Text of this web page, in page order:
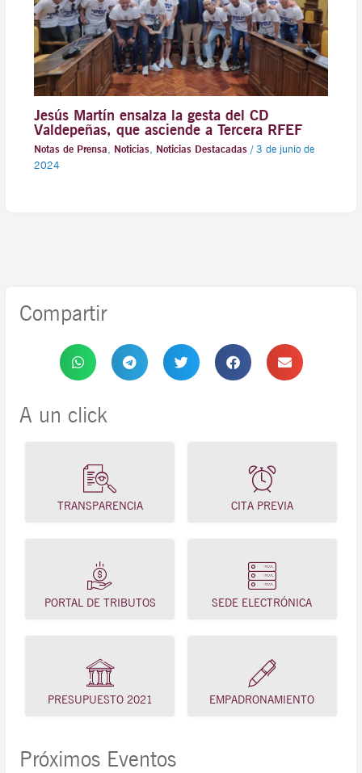
Jesús Martín ensalza la gesta del CD
Valdepeñas, que asciende a Tercera RFEF
Notas de Prensa, Noticias, Noticias Destacadas/ 3 de junio de
2024
Compartir
A un click
TRANSPARENCIA CITA PREVIA
PORTAL DE TRIBUTOS SEDE ELECTRÓNICA
PRESUPUESTO 2021 EMPADRONAMIENTO
Próximos Eventos